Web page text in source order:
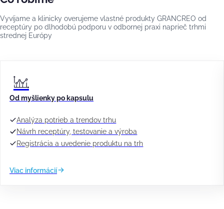
Vyvíjame a klinicky overujeme vlastné produkty GRANCREO od
receptúry po dlhodobú podporu v odbornej praxi naprieč trhmi
strednej Európy
Od myšlienky po kapsulu
Analýza potrieb a trendov trhu
Návrh receptúry, testovanie a výroba
Registrácia a uvedenie produktu na trh
Viac informácií